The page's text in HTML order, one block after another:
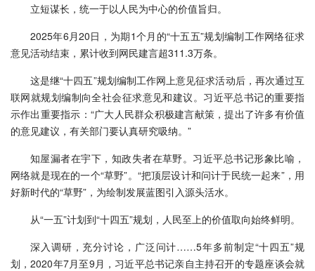
立短谋长，统一于以人民为中心的价值旨归。
2025年6月20日，为期1个月的“十五五”规划编制工作网络征求
意见活动结束，累计收到网民建言超311.3万条。
这是继“十四五”规划编制工作网上意见征求活动后，再次通过互
联网就规划编制向全社会征求意见和建议。习近平总书记的重要指
示作出重要指示：“广大人民群众积极建言献策，提出了许多有价值
的意见建议，有关部门要认真研究吸纳。”
知屋漏者在宇下，知政失者在草野。习近平总书记形象比喻，
网络就是现在的一个“草野”。“把顶层设计和问计于民统一起来”，用
好新时代的“草野”，为绘制发展蓝图引入源头活水。
从“一五”计划到“十四五”规划，人民至上的价值取向始终鲜明。
深入调研，充分讨论，广泛问计……5年多前制定“十四五”规
划，2020年7月至9月，习近平总书记亲自主持召开的专题座谈会就